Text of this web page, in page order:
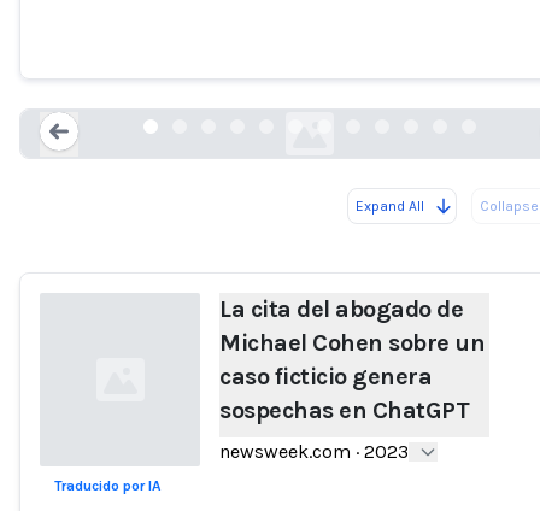
Expand All
La cita del abogado de
Michael Cohen sobre un
caso ficticio genera
sospechas en ChatGPT
newsweek.com · 2023
Traducido por IA